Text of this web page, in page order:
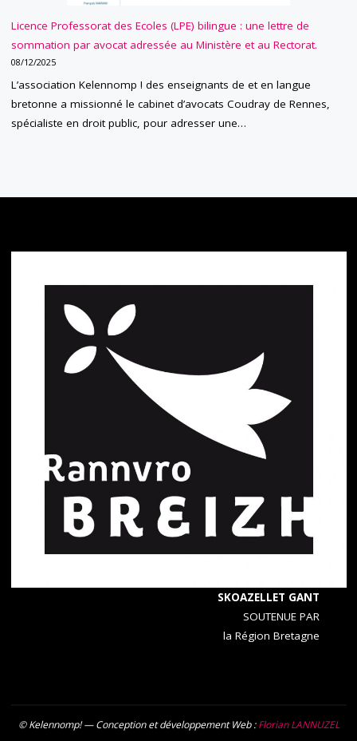
Licence Professorat des Ecoles (LPE) bilingue : une lettre de
sommation par avocat adressée au Ministère et au Rectorat.
08/12/2025
L’association Kelennomp ! des enseignants de et en langue
bretonne a missionné le cabinet d’avocats Coudray de Rennes,
spécialiste en droit public, pour adresser une…
SKOAZELLET GANT
SOUTENUE PAR
la Région Bretagne
© Kelennomp! — Conception et développement Web :Florian LANNUZEL